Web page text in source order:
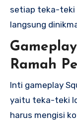
setiap teka-teki
langsung
Ramah
Inti gameplay
yaitu teka-teki
harus mengisi